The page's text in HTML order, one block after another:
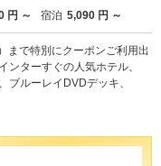
円 ～ 宿泊 5,090 円 ～
まで特別にクーポンご利用出
ンターすぐの人気ホテル、
ブルーレイDVDデッキ、